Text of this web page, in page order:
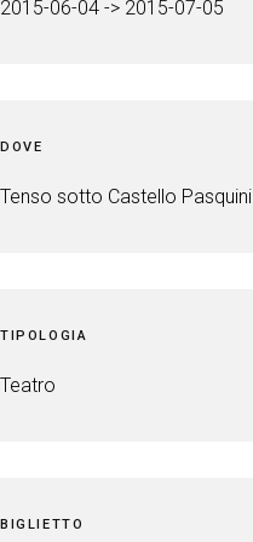
2015-06-04 -> 2015-07-05
DOVE
Tenso sotto Castello Pasquini
TIPOLOGIA
Teatro
BIGLIETTO